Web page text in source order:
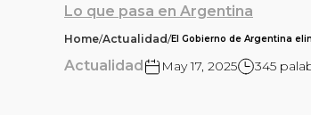
Lo que pasa en Argentina
Home/Actualidad/El Gobierno de Argentina
Actualidad May 17, 2025 345